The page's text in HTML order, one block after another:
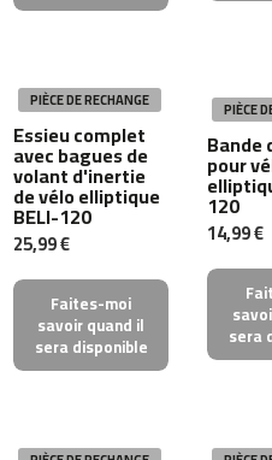
6
0
m
c
-
6
0
C
i
PIÈCE DE RECHANGE
Essieu complet
avec bagues de
volant d'inertie
de vélo elliptique
BELI-120
25,99 €
Faites-moi
savoir quand il
sera disponible
PIÈCE
pour
120
14,99 €
sera